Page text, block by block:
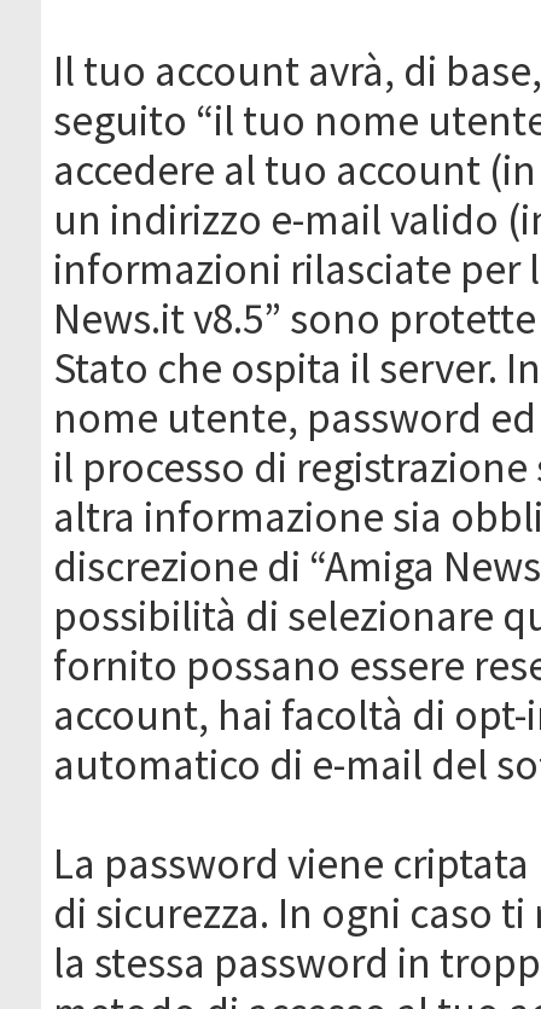
Il tuo account avrà, di
seguito “il tuo nome
accedere al tuo account
un indirizzo e-mail valido
informazioni rilasciate per
News.it v8.5” sono
Stato che ospita il server.
nome utente, password
il processo di registrazione
altra informazione sia
discrezione di “Amiga
possibilità di selezionare
fornito possano essere
account, hai facoltà di
automatico di e-mail del
La password viene
di sicurezza. In ogni caso
la stessa password in